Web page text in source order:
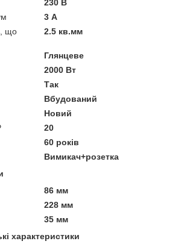
230 В
3 А
що
2.5 кв.мм
Глянцеве
2000 Вт
Так
Вбудований
Новий
20
60 років
Вимикач+розетка
86 мм
228 мм
35 мм
характеристики